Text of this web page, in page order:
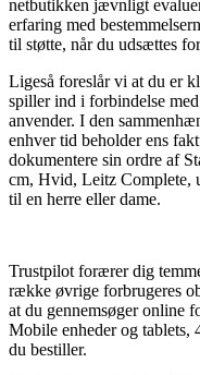
netbutikken jævnligt
erfaring med
til støtte, når du udsættes
Ligeså foreslår vi at du er
spiller ind i forbindelse
anvender. I den
enhver tid beholder ens
dokumentere sin ordre af
cm, Hvid, Leitz Complete,
til en herre eller dame.
Trustpilot forærer dig
række øvrige forbrugeres
at du gennemsøger online
Mobile enheder og
du bestiller.